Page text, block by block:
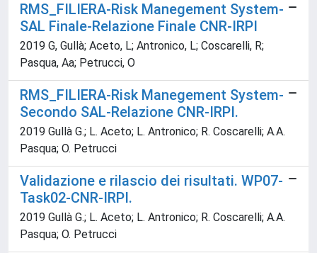
RMS_FILIERA-Risk Manegement System-
SAL Finale-Relazione Finale CNR-IRPI
2019 G, Gullà; Aceto, L; Antronico, L; Coscarelli, R;
Pasqua, Aa; Petrucci, O
RMS_FILIERA-Risk Manegement System-
Secondo SAL-Relazione CNR-IRPI.
2019 Gullà G.; L. Aceto; L. Antronico; R. Coscarelli; A.A.
Pasqua; O. Petrucci
Validazione e rilascio dei risultati. WP07-
Task02-CNR-IRPI.
2019 Gullà G.; L. Aceto; L. Antronico; R. Coscarelli; A.A.
Pasqua; O. Petrucci